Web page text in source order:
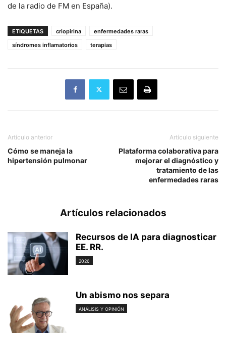
de la radio de FM en España).
ETIQUETAS criopirina
enfermedades raras
síndromes inflamatorios
terapias
Artículo anterior
Cómo se maneja la
hipertensión pulmonar
Artículo siguiente
Plataforma colaborativa para
mejorar el diagnóstico y
tratamiento de las
enfermedades raras
Artículos relacionados
Recursos de IA para diagnosticar
EE. RR.
2026
Un abismo nos separa
ANÁLISIS Y OPINIÓN